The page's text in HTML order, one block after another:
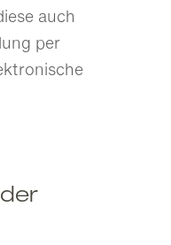
auch
per